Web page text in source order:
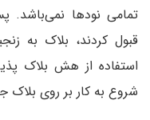
تمامی نودها نمی‌باشد.
قبول کردند، بلاک به
استفاده از هش بلاک
شروع به کار بر روی بلاک